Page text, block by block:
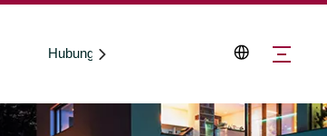
Hubungi Kami